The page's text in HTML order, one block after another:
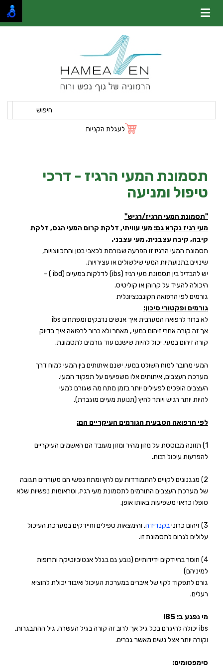
חיפוש
לעגלת הקניות
תסמונת המעי הרגיז - דרכי
טיפול ומניעה
"תסמונת המעי הרגיז/רגיש"
מעי רגיז נקרא גם: מעי עוויתי, דלקת קרום המעי הגס, דלקת
קיבה, קיבה עצבנית, מעי עצבני.
תסמונת המעי הרגיז זו הפרעה שגורמת לכאבי בטן והתכווצויות,
שינויים בתנועתיות המעי שילשולים או עצירויות.
יש להבדיל בין תסמונת מעי רגיז (ibs) לדלקות במעיים (ibd
) -
היכולה להעיד על קרוהן או קוליטיס.
גורמים לפי הרפואה הקונבנציונלית
גורמים ופקטורי סיכון:
לא ברור לרפואה המערבית איך אנשים נדבקים ומפתחים ibs
אך זה קורה אחרי זיהום במעי , מאחר ולא ברור לרפואה איך בדיוק
קורה זיהום במעי, יכול להיות שישנם עוד גורמים לתסמונת.
המעי מחובר למוח השולט במעי. ישנם איתותים בין המעי למוח דרך
מערכת העצבים, איתותים אלו משפיעים על תפקוד המעי.
העצבים הופכים לפעילים יותר בזמן מתח מה שגורם למעי
להיות יותר רגיש ויותר לחיץ (תנועת מעיים מוגברת).
לפי הרפואה הטבעית הגורמים העיקריים הם:
1) תזונה מבוססת על מזון מהיר ומזון מעובד הם האשמים העיקריים
להפרעות עיכול רבות.
2) מנגנונים לקויים להתמודדות עם לחץ ומתח נפשי הם מעוררים תגובה
של מערכת העצבים התורמים לתסמונת מעי רגיז, וטראומות נפשיות שלא
טופלו כראוי משפיעות באותו אופן.
3) זיהום כרוני בקנדידה, והימצאות טפילים וחיידקים במערכת העיכול
עלולים לגרום לתסמונת זו.
4) חוסר בחיידקים ידידותיים (נובע גם בגלל אנטיביוטיקה ותרופות
למיניהם)
גורם לתפקוד לקוי של איברים במערכת העיכול ואיבוד יכולת להוציא
רעלים.
מי נפגע ב: IBS
ibs יכולה להיגרם בכל גיל אך לרוב זה קורה בגיל העשרה, גיל ההתבגרות,
וקורה יותר אצל נשים מאשר גברים.
סימפטומים: